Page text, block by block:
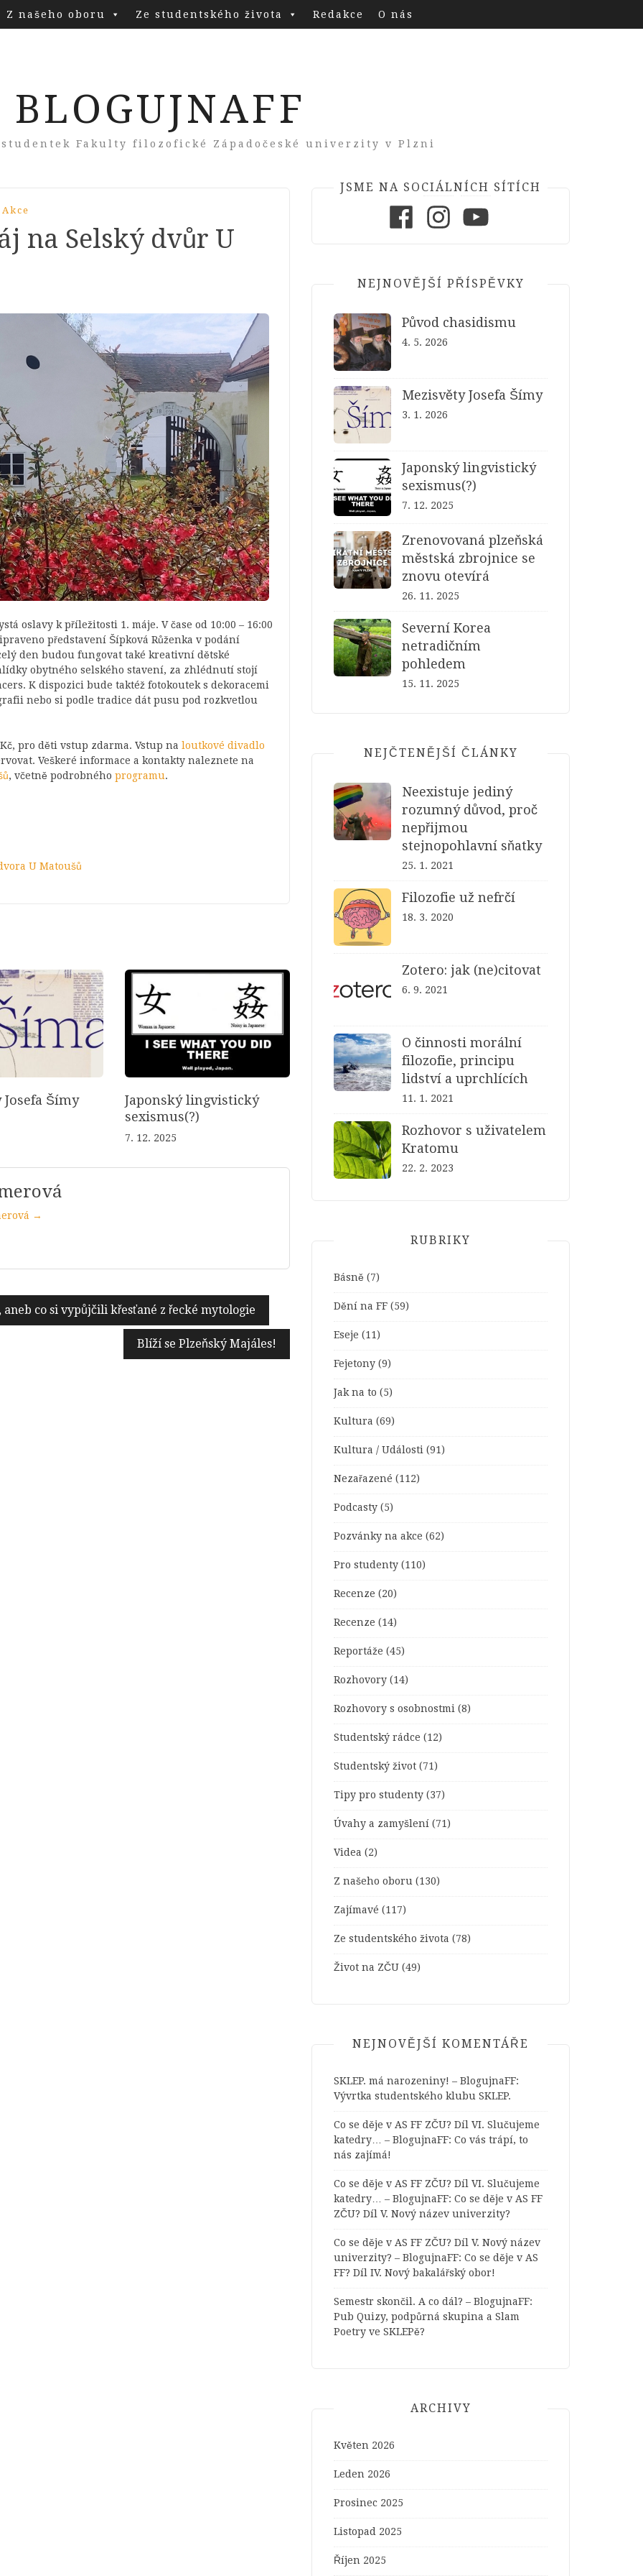
Z našeho oboru Ze studentského života Redakce O nás
BLOGUJNAFF
Fakulty filozofické Západočeské univerzity v Plzni
na Selský dvůr U
oslavy k příležitosti 1. máje. V čase od 10:00 – 16:00
představení Šípková Růženka v podání
den budou fungovat také kreativní dětské
obytného selského stavení, za zhlédnutí stojí
K dispozici bude taktéž fotokoutek s dekoracemi
nebo si podle tradice dát pusu pod rozkvetlou
pro děti vstup zdarma. Vstup na loutkové divadlo
Veškeré informace a kontakty naleznete na
, včetně podrobného programu.
U Matoušů
Josefa Šímy
Japonský lingvistický
sexismus(?)
7. 12. 2025
→
co si vypůjčili křesťané z řecké mytologie
Blíží se Plzeňský Majáles!
JSME NA SOCIÁLNÍCH SÍTÍCH
NEJNOVĚJŠÍ PŘÍSPĚVKY
Původ chasidismu
4. 5. 2026
Mezisvěty Josefa Šímy
3. 1. 2026
Japonský lingvistický
sexismus(?)
7. 12. 2025
Zrenovovaná plzeňská
městská zbrojnice se
znovu otevírá
26. 11. 2025
Severní Korea
netradičním
pohledem
15. 11. 2025
NEJČTENĚJŠÍ ČLÁNKY
Neexistuje jediný
rozumný důvod, proč
nepřijmou
stejnopohlavní sňatky
25. 1. 2021
Filozofie už nefrčí
18. 3. 2020
Zotero: jak (ne)citovat
6. 9. 2021
O činnosti morální
filozofie, principu
lidství a uprchlících
11. 1. 2021
Rozhovor s uživatelem
Kratomu
22. 2. 2023
RUBRIKY
Básně (7)
Dění na FF (59)
Eseje (11)
Fejetony (9)
Jak na to (5)
Kultura (69)
Kultura / Události (91)
Nezařazené (112)
Podcasty (5)
Pozvánky na akce (62)
Pro studenty (110)
Recenze (20)
Recenze (14)
Reportáže (45)
Rozhovory (14)
Rozhovory s osobnostmi (8)
Studentský rádce (12)
Studentský život (71)
Tipy pro studenty (37)
Úvahy a zamyšlení (71)
Videa (2)
Z našeho oboru (130)
Zajímavé (117)
Ze studentského života (78)
Život na ZČU (49)
NEJNOVĚJŠÍ KOMENTÁŘE
SKLEP. má narozeniny! – BlogujnaFF:
Vývrtka studentského klubu SKLEP.
Co se děje v AS FF ZČU? Díl VI. Slučujeme
katedry… – BlogujnaFF: Co vás trápí, to
nás zajímá!
Co se děje v AS FF ZČU? Díl VI. Slučujeme
katedry… – BlogujnaFF: Co se děje v AS FF
ZČU? Díl V. Nový název univerzity?
Co se děje v AS FF ZČU? Díl V. Nový název
univerzity? – BlogujnaFF: Co se děje v AS
FF? Díl IV. Nový bakalářský obor!
Semestr skončil. A co dál? – BlogujnaFF:
Pub Quizy, podpůrná skupina a Slam
Poetry ve SKLEPě?
ARCHIVY
Květen 2026
Leden 2026
Prosinec 2025
Listopad 2025
Říjen 2025